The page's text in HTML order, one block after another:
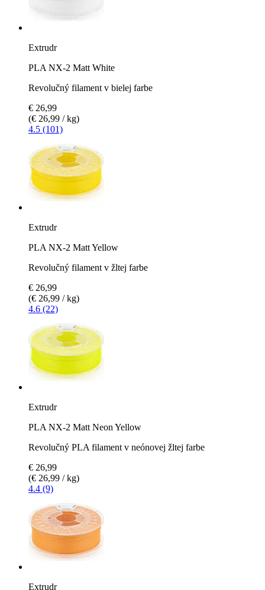
Extrudr
PLA NX-2 Matt White
Revolučný filament v bielej farbe
€ 26,99
(€ 26,99 / kg)
4.5 (101)
Extrudr
PLA NX-2 Matt Yellow
Revolučný filament v žltej farbe
€ 26,99
(€ 26,99 / kg)
4.6 (22)
Extrudr
PLA NX-2 Matt Neon Yellow
Revolučný PLA filament v neónovej žltej farbe
€ 26,99
(€ 26,99 / kg)
4.4 (9)
Extrudr